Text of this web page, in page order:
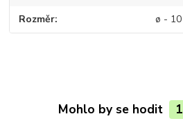
Rozměr ø -
Mohlo by se hodit 1